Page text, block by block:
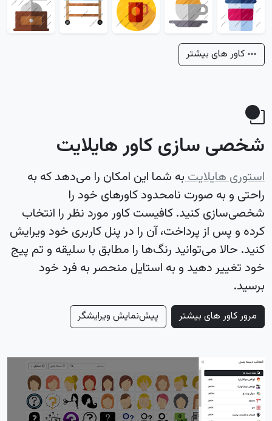
کاور های بیشتر
شخصی سازی کاور هایلایت
استوری هایلایتبه شما این امکان را می‌دهد که به
راحتی و به صورت نامحدود کاورهای خود را
شخصی‌سازی کنید. کافیست کاور مورد نظر را انتخاب
کرده و پس از پرداخت، آن را در پنل کاربری خود ویرایش
کنید. حالا می‌توانید رنگ‌ها را مطابق با سلیقه و تم پیج
خود تغییر دهید و به استایل منحصر به فرد خود
برسید.
مرور کاور های بیشتر پیش‌نمایش ویرایشگر